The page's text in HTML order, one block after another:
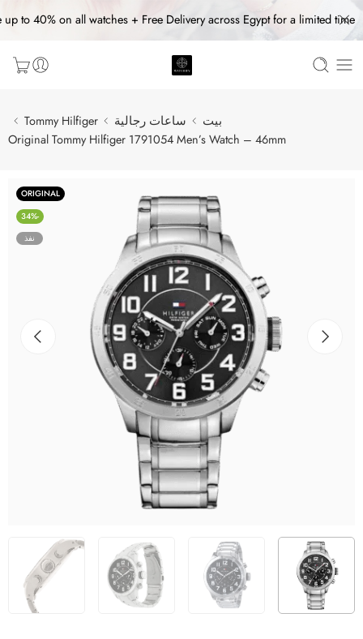
up to 40% on all watches + Free Delivery across Egypt for a limited time
بيت ساعات رجالية
Tommy Hilfiger
Original Tommy Hilfiger 1791054 Men’s Watch – 46mm
ORIGINAL
-34%
نفذ